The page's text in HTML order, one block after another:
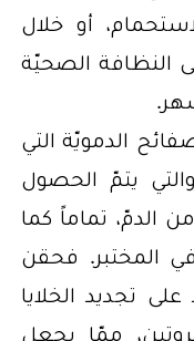
أو خلال
النظافة الصحيّة
الدمويّة التي
يتمّ الحصول
الدمّ، تماماً كما
المختبر. فحقن
تجديد الخلايا
ممّا يجعل